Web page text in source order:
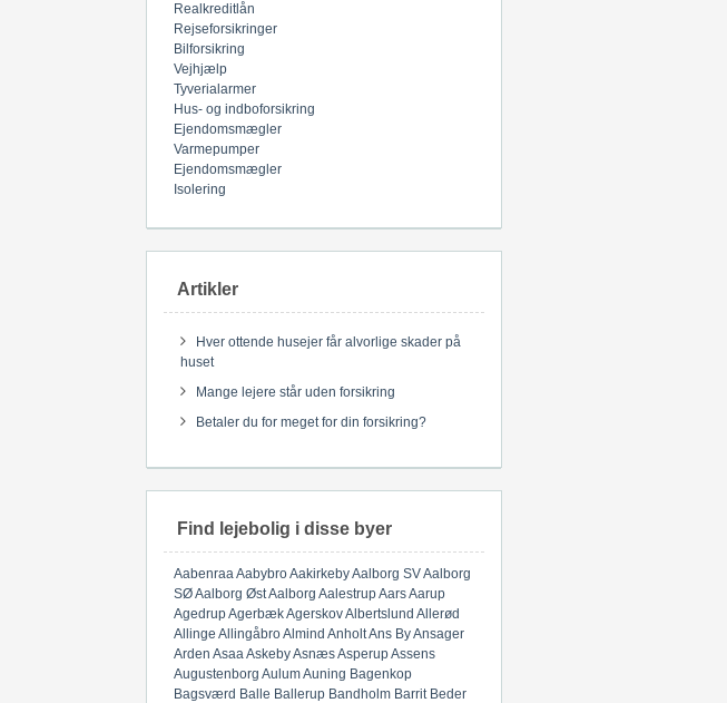
Realkreditlån
Rejseforsikringer
Bilforsikring
Vejhjælp
Tyverialarmer
Hus- og indboforsikring
Ejendomsmægler
Varmepumper
Ejendomsmægler
Isolering
Artikler
Hver ottende husejer får alvorlige skader på
huset
Mange lejere står uden forsikring
Betaler du for meget for din forsikring?
Find lejebolig i disse byer
AabenraaAabybroAakirkebyAalborg SVAalborg
SØAalborg ØstAalborg AalestrupAarsAarup
AgedrupAgerbækAgerskovAlbertslund Allerød
Allinge AllingåbroAlmind AnholtAns ByAnsager
Arden AsaaAskebyAsnæsAsperupAssens
Augustenborg AulumAuning Bagenkop
Bagsværd Balle Ballerup Bandholm Barrit Beder